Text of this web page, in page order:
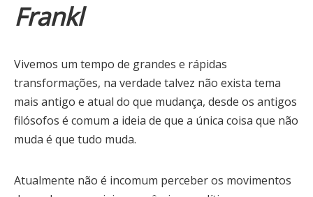
Frankl
Vivemos um tempo de grandes e rápidas
transformações, na verdade talvez não exista tema
mais antigo e atual do que mudança, desde os antigos
filósofos é comum a ideia de que a única coisa que não
muda é que tudo muda.
Atualmente não é incomum perceber os movimentos